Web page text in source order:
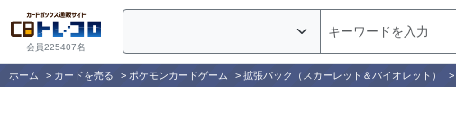
会員225407名
ホーム > カードを売る > ポケモンカードゲーム > 拡張パック（スカーレット＆バイオレット） >